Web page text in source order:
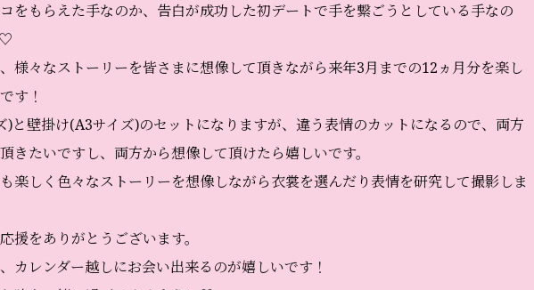
をもらえた手なのか、告白が成功した初デートで手を繋ごうとしている手なの
様々なストーリーを皆さまに想像して頂きながら来年3月までの12ヵ月分を楽し
す！
)と壁掛け(A3サイズ)のセットになりますが、違う表情のカットになるので、両方
きたいですし、両方から想像して頂けたら嬉しいです。
楽しく色々なストーリーを想像しながら衣裳を選んだり表情を研究して撮影しま
援をありがとうございます。
カレンダー越しにお会い出来るのが嬉しいです！